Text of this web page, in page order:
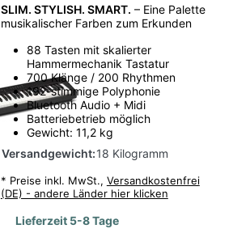
SLIM. STYLISH. SMART. – Eine Palette
musikalischer Farben zum Erkunden
88 Tasten mit skalierter
Hammermechanik Tastatur
700 Klänge / 200 Rhythmen
192-stimmige Polyphonie
Bluetooth Audio + Midi
Batteriebetrieb möglich
Gewicht: 11,2 kg
Versandgewicht:18 Kilogramm
* Preise inkl. MwSt., Versandkostenfrei
(DE) - andere Länder hier klicken
Lieferzeit 5-8 Tage